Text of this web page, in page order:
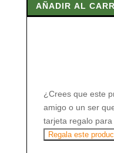
SeaAÑADIR AL
¿Crees que este
amigo o un ser
tarjeta regalo
Regala este